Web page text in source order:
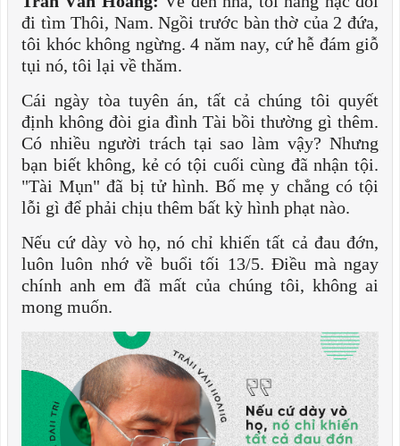
đi tìm Thôi, Nam. Ngồi trước bàn thờ của 2 đứa,
tôi khóc không ngừng. 4 năm nay, cứ hễ đám giỗ
tụi nó, tôi lại về thăm.
Cái ngày tòa tuyên án, tất cả chúng tôi quyết
định không đòi gia đình Tài bồi thường gì thêm.
Có nhiều người trách tại sao làm vậy? Nhưng
bạn biết không, kẻ có tội cuối cùng đã nhận tội.
"Tài Mụn" đã bị tử hình. Bố mẹ y chẳng có tội
lỗi gì để phải chịu thêm bất kỳ hình phạt nào.
Nếu cứ dày vò họ, nó chỉ khiến tất cả đau đớn,
luôn luôn nhớ về buổi tối 13/5. Điều mà ngay
chính anh em đã mất của chúng tôi, không ai
mong muốn.